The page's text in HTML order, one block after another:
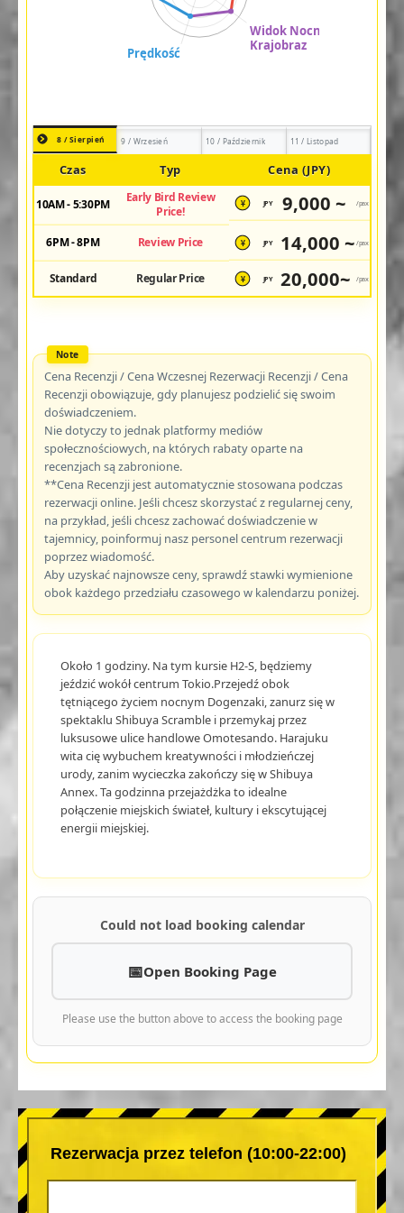
8 / Sierpień 9 / Wrzesień 10 / Październik 11 / Listopad
Czas Typ Cena (JPY)
10AM - 5:30PM
Early Bird Review
Price!
¥ JPY 9,000 ~ /pax
6PM - 8PM Review Price ¥ JPY 14,000 ~ /pax
Standard Regular Price ¥ JPY 20,000~ /pax
Cena Recenzji / Cena Wczesnej Rezerwacji Recenzji / Cena
Recenzji obowiązuje, gdy planujesz podzielić się swoim
doświadczeniem.
Nie dotyczy to jednak platformy mediów
społecznościowych, na których rabaty oparte na
recenzjach są zabronione.
**Cena Recenzji jest automatycznie stosowana podczas
rezerwacji online. Jeśli chcesz skorzystać z regularnej ceny,
na przykład, jeśli chcesz zachować doświadczenie w
tajemnicy, poinformuj nasz personel centrum rezerwacji
poprzez wiadomość.
Aby uzyskać najnowsze ceny, sprawdź stawki wymienione
obok każdego przedziału czasowego w kalendarzu poniżej.
Około 1 godziny. Na tym kursie H2-S, będziemy
jeździć wokół centrum Tokio.Przejedź obok
tętniącego życiem nocnym Dogenzaki, zanurz się w
spektaklu Shibuya Scramble i przemykaj przez
luksusowe ulice handlowe Omotesando. Harajuku
wita cię wybuchem kreatywności i młodzieńczej
urody, zanim wycieczka zakończy się w Shibuya
Annex. Ta godzinna przejażdżka to idealne
połączenie miejskich świateł, kultury i ekscytującej
energii miejskiej.
Could not load booking calendar
Open Booking Page
Please use the button above to access the booking page
Rezerwacja przez telefon (10:00-22:00)